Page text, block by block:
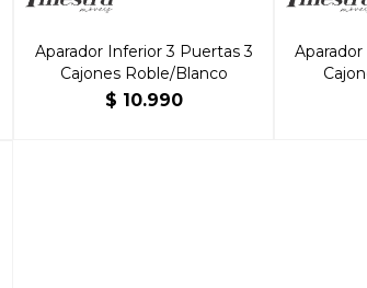
Aparador Inferior 3 Puertas 3
Cajones Roble/Blanco
$ 10.990